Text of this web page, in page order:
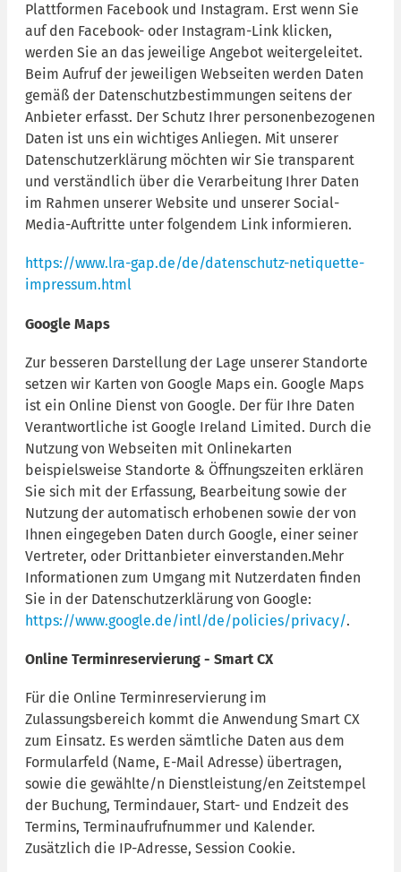
Plattformen Facebook und Instagram. Erst wenn Sie
auf den Facebook- oder Instagram-Link klicken,
werden Sie an das jeweilige Angebot weitergeleitet.
Beim Aufruf der jeweiligen Webseiten werden Daten
gemäß der Datenschutzbestimmungen seitens der
Anbieter erfasst. Der Schutz Ihrer personenbezogenen
Daten ist uns ein wichtiges Anliegen. Mit unserer
Datenschutzerklärung möchten wir Sie transparent
und verständlich über die Verarbeitung Ihrer Daten
im Rahmen unserer Website und unserer Social-
Media-Auftritte unter folgendem Link informieren.
https://www.lra-gap.de/de/datenschutz-netiquette-
impressum.html
Google Maps
Zur besseren Darstellung der Lage unserer Standorte
setzen wir Karten von Google Maps ein. Google Maps
ist ein Online Dienst von Google. Der für Ihre Daten
Verantwortliche ist Google Ireland Limited. Durch die
Nutzung von Webseiten mit Onlinekarten
beispielsweise Standorte & Öffnungszeiten erklären
Sie sich mit der Erfassung, Bearbeitung sowie der
Nutzung der automatisch erhobenen sowie der von
Ihnen eingegeben Daten durch Google, einer seiner
Vertreter, oder Drittanbieter einverstanden.Mehr
Informationen zum Umgang mit Nutzerdaten finden
Sie in der Datenschutzerklärung von Google:
https://www.google.de/intl/de/policies/privacy/.
Online Terminreservierung - Smart CX
Für die Online Terminreservierung im
Zulassungsbereich kommt die Anwendung Smart CX
zum Einsatz. Es werden sämtliche Daten aus dem
Formularfeld (Name, E-Mail Adresse) übertragen,
sowie die gewählte/n Dienstleistung/en Zeitstempel
der Buchung, Termindauer, Start- und Endzeit des
Termins, Terminaufrufnummer und Kalender.
Zusätzlich die IP-Adresse, Session Cookie.